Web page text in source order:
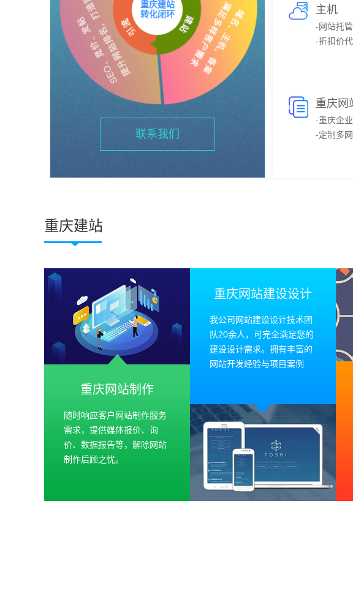
重庆建站
转化闭环
联系我们
主机
-网站托
-折扣价
重庆网
-重庆企
-定制多
重庆建站
重庆网站制作
随时响应客户网站制作服务
需求，提供媒体报价、询
价、数据报告等，解除网站
制作后顾之忧。
重庆网站建设设计
我公司网站建设设计技术团
队20余人，可完全满足您的
建设设计需求。拥有丰富的
网站开发经验与项目案例